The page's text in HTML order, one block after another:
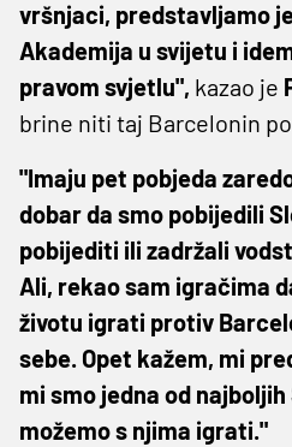
vršnjaci, predstavljamo
Akademija u svijetu i
pravom svjetlu", kazao je
brine niti taj Barcelonin
"Imaju pet pobjeda
dobar da smo pobijedili
pobijediti ili zadržali
Ali, rekao sam igračima
životu igrati protiv
sebe. Opet kažem, mi
mi smo jedna od najboljih
možemo s njima igrati."